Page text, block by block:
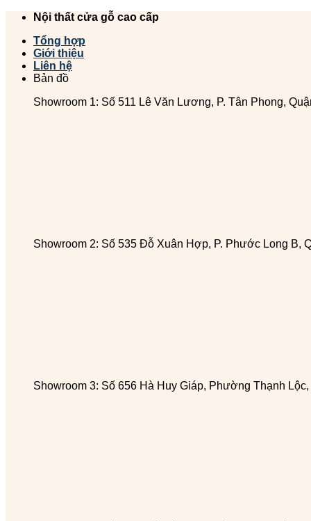
Chuyển
dung
Nội thất cửa gỗ cao cấp
Tổng hợp
Giới thiệu
Liên hệ
Bản đồ
Showroom 1: Số 511 Lê Văn Lương, P. Tân Phong,
Showroom 2: Số 535 Đỗ Xuân Hợp, P. Phước Long B,
Showroom 3: Số 656 Hà Huy Giáp, Phường Thạnh Lộc,